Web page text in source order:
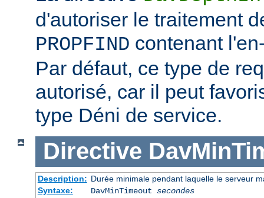
d'autoriser le traitement
PROPFIND contenant
Par défaut, ce type de
autorisé, car il peut
type Déni de service.
Directive
Description: Durée minimale pendant laquelle le serveur
Syntaxe:
DavMinTimeout secondes